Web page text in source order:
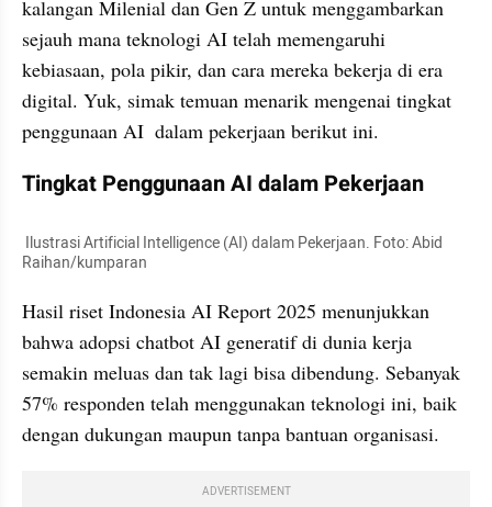
kalangan Milenial dan Gen Z untuk menggambarkan
sejauh mana teknologi AI telah memengaruhi
kebiasaan, pola pikir, dan cara mereka bekerja di era
digital. Yuk, simak temuan menarik mengenai tingkat
penggunaan AI  dalam pekerjaan berikut ini.
Tingkat Penggunaan AI dalam Pekerjaan
Raihan/kumparan
Hasil riset Indonesia AI Report 2025 menunjukkan
bahwa adopsi chatbot AI generatif di dunia kerja
semakin meluas dan tak lagi bisa dibendung. Sebanyak
57% responden telah menggunakan teknologi ini, baik
dengan dukungan maupun tanpa bantuan organisasi.
ADVERTISEMENT